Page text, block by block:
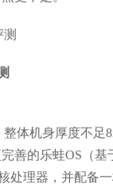
体机身厚度不足
善的乐蛙OS（
处理器，并配备